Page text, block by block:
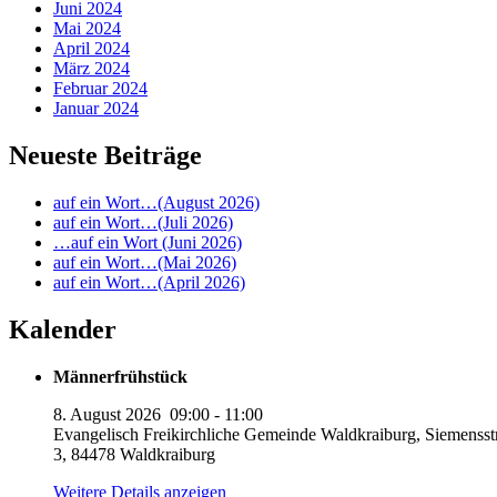
Juni 2024
Mai 2024
April 2024
März 2024
Februar 2024
Januar 2024
Neueste Beiträge
auf ein Wort…(August 2026)
auf ein Wort…(Juli 2026)
…auf ein Wort (Juni 2026)
auf ein Wort…(Mai 2026)
auf ein Wort…(April 2026)
Kalender
Männerfrühstück
8. August 2026 09:00 - 11:00
Evangelisch Freikirchliche Gemeinde Waldkraiburg,
3, 84478 Waldkraiburg
Weitere Details anzeigen